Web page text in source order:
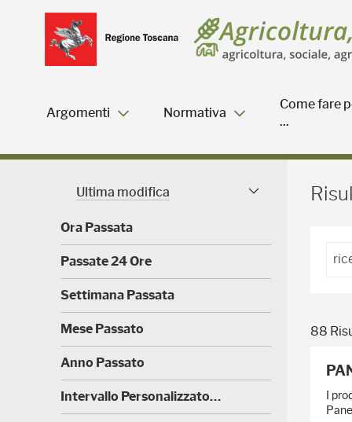
Skip to Main Content
Argomenti Normativa
Come fare
...
Risultati della ricerca -
Ultima modifica
Ora Passata
(Passate 24 Ore
(
Settimana Passata
(Mese Passato
(
Anno Passato
(Intervallo Personalizzato…
88
I